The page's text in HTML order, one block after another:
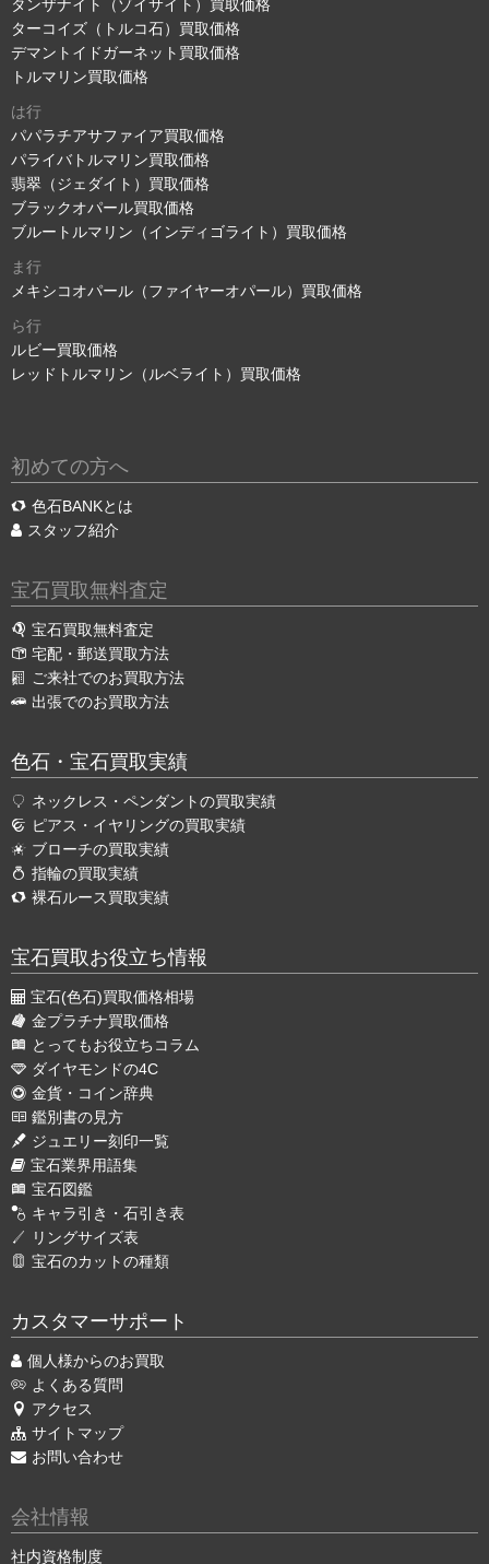
タンザナイト（ゾイサイト）買取価格
ターコイズ（トルコ石）買取価格
デマントイドガーネット買取価格
トルマリン買取価格
は行
パパラチアサファイア買取価格
パライバトルマリン買取価格
翡翠（ジェダイト）買取価格
ブラックオパール買取価格
ブルートルマリン（インディゴライト）買取価格
ま行
メキシコオパール（ファイヤーオパール）買取価格
ら行
ルビー買取価格
レッドトルマリン（ルベライト）買取価格
初めての方へ
色石BANKとは
スタッフ紹介
宝石買取無料査定
宝石買取無料査定
宅配・郵送買取方法
ご来社でのお買取方法
出張でのお買取方法
色石・宝石買取実績
ネックレス・ペンダントの買取実績
ピアス・イヤリングの買取実績
ブローチの買取実績
指輪の買取実績
裸石ルース買取実績
宝石買取お役立ち情報
宝石(色石)買取価格相場
金プラチナ買取価格
とってもお役立ちコラム
ダイヤモンドの4C
金貨・コイン辞典
鑑別書の見方
ジュエリー刻印一覧
宝石業界用語集
宝石図鑑
キャラ引き・石引き表
リングサイズ表
宝石のカットの種類
カスタマーサポート
個人様からのお買取
よくある質問
アクセス
サイトマップ
お問い合わせ
会社情報
社内資格制度